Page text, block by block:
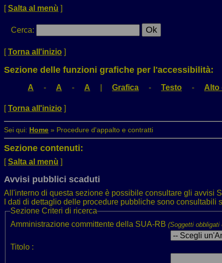
[Salta al menù ]
Cerca:
[Torna all'inizio ]
Sezione delle funzioni grafiche per l'accessibilità:
A - A - A Grafica - Testo - Alto
[Torna all'inizio ]
Sei qui: Home » Procedure d'appalto e contratti
Sezione contenuti:
[Salta al menù ]
Avvisi pubblici scaduti
All'interno di questa sezione è possibile consultare gli avvisi
I dati di dettaglio delle procedure pubbliche sono
Sezione Criteri di ricerca
Amministrazione committente della SUA-RB (Soggetti
Titolo :